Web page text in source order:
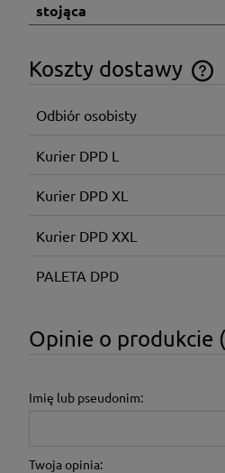
stojąca
Koszty dostawy
Cena nie zawiera ewentualnych
Odbiór osobisty
Kurier DPD L
Kurier DPD XL
Kurier DPD XXL
PALETA DPD
Opinie o produkcie
Imię lub pseudonim:
Twoja opinia: